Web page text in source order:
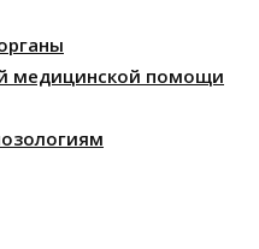
медицинской помощи